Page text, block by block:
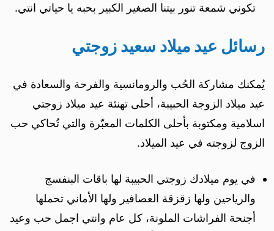
تكوني شمعة تنور بيتنا الصغير الكبير بحبه يا حياتي انتي.
رسائل عيد ميلاد سعيد زوجتي
يُمكنك مشاركة الحُب والرومانسية والفرحة والسعادة في
عيد ميلاد الزوجة الحبيبة، أحلى تهنئة عيد ميلاد زوجتي
اسلامية ومكتوبة بأحلى الكلمات المعبّرة والتي تُحاكي حب
الزوج لزوجته في عيد الميلاد.
في يوم ميلادك زوجتي الحبيبة لها باقات البنفسج
والرياحين ولها زقزقة العصافير ولها الأماني تحملها
أجنحة الفراشات الملونة، كل عام وانتي اجمل حب وعيد